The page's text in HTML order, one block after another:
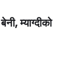
म्याग्दीको